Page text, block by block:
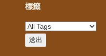
標籤